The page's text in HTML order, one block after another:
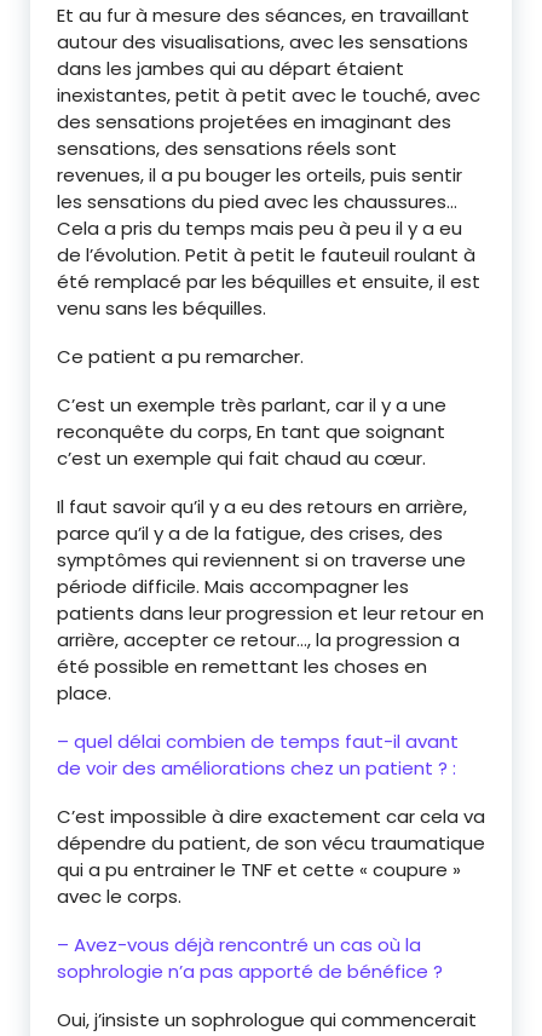
Et au fur à mesure des séances, en travaillant
autour des visualisations, avec les sensations
dans les jambes qui au départ étaient
inexistantes, petit à petit avec le touché, avec
des sensations projetées en imaginant des
sensations, des sensations réels sont
revenues, il a pu bouger les orteils, puis sentir
les sensations du pied avec les chaussures…
Cela a pris du temps mais peu à peu il y a eu
de l’évolution. Petit à petit le fauteuil roulant à
été remplacé par les béquilles et ensuite, il est
venu sans les béquilles.
Ce patient a pu remarcher.
C’est un exemple très parlant, car il y a une
reconquête du corps, En tant que soignant
c’est un exemple qui fait chaud au cœur.
Il faut savoir qu’il y a eu des retours en arrière,
parce qu’il y a de la fatigue, des crises, des
symptômes qui reviennent si on traverse une
période difficile. Mais accompagner les
patients dans leur progression et leur retour en
arrière, accepter ce retour…, la progression a
été possible en remettant les choses en
place.
– quel délai combien de temps faut-il avant
de voir des améliorations chez un patient ? :
C’est impossible à dire exactement car cela va
dépendre du patient, de son vécu traumatique
qui a pu entrainer le TNF et cette « coupure »
avec le corps.
– Avez-vous déjà rencontré un cas où la
sophrologie n’a pas apporté de bénéfice ?
Oui, j’insiste un sophrologue qui commencerait